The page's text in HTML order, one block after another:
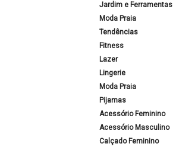
Jardim e Ferramentas
Moda Praia
Tendências
Fitness
Lazer
Lingerie
Moda Praia
Pijamas
Acessório Feminino
Acessório Masculino
Calçado Feminino